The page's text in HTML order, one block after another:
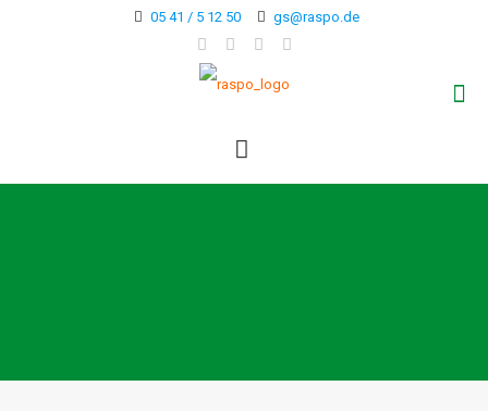
05 41 / 5 12 50 gs@raspo.de